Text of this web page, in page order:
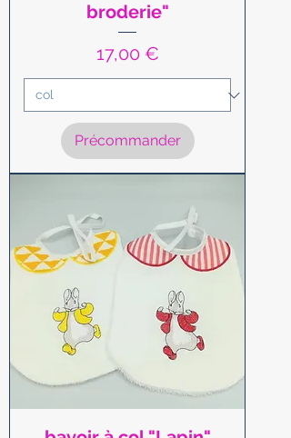
broderie"
Prix
17,00 €
Précommander